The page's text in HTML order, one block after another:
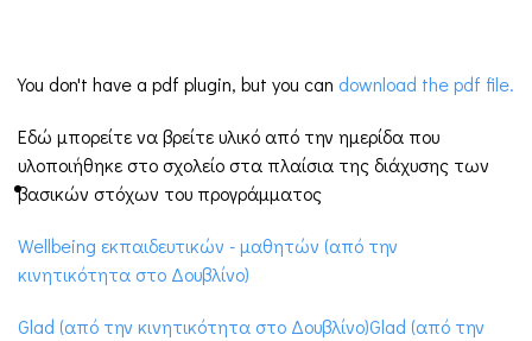
You don't have a pdf plugin, but you can download the pdf file.
Εδώ μπορείτε να βρείτε υλικό από την ημερίδα που
υλοποιήθηκε στο σχολείο στα πλαίσια της διάχυσης των
βασικών στόχων του προγράμματος
Wellbeing εκπαιδευτικών - μαθητών (από την
κινητικότητα στο Δουβλίνο)
Glad (από την κινητικότητα στο Δουβλίνο)Glad (από την